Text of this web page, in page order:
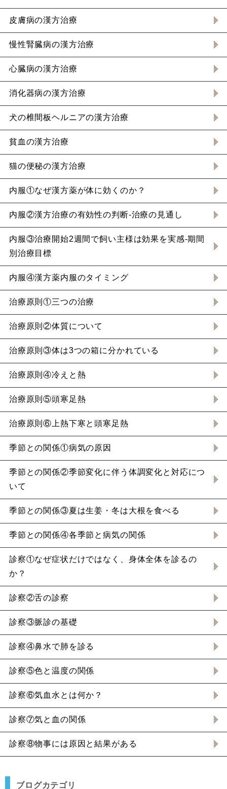
皮膚病の漢方治療
慢性腎臓病の漢方治療
心臓病の漢方治療
消化器病の漢方治療
犬の椎間板ヘルニアの漢方治療
貧血の漢方治療
猫の便秘の漢方治療
内服①なぜ漢方薬が体に効くのか？
内服②漢方治療の有効性の判断-治療の見通し
内服③治療開始2週間で飼い主様は効果を実感-期間
別治療目標
内服④漢方薬内服のタイミング
治療原則①三つの治療
治療原則②体質について
治療原則③体は3つの箱に分かれている
治療原則④冷えと熱
治療原則⑤頭寒足熱
治療原則⑥上熱下寒と頭寒足熱
季節との関係①病気の原因
季節との関係②季節変化に伴う体調変化と対応につ
いて
季節との関係③夏は生姜・冬は大根を食べる
季節との関係④各季節と病気の関係
診察①なぜ症状だけではなく、身体全体を診るの
か？
診察②舌の診察
診察③脈診の基礎
診察④鼻水で肺を診る
診察⑤色と温度の関係
診察⑥気血水とは何か？
診察⑦気と血の関係
診察⑧物事には原因と結果がある
ブログカテゴリ